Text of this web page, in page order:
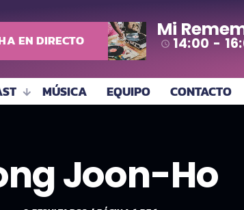
EN DIRECTO Mi
access_time 14:00 -
MÚSICA EQUIPO CONTACTO
Joon-Ho